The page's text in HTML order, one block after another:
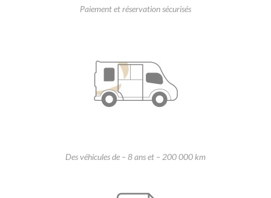
Paiement et réservation sécurisés
Des véhicules de – 8 ans et – 200 000 km